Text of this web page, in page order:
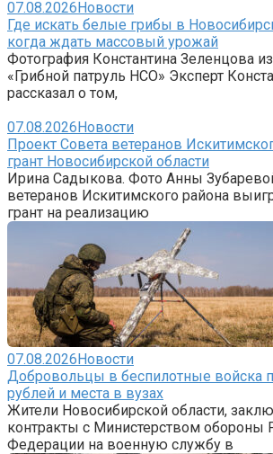
07.08.2026Новости
Где искать белые грибы в
когда ждать массовый урожай
Фотография Константина Зеленцова
«Грибной патруль НСО» Эксперт
рассказал о том,
07.08.2026Новости
Проект Совета ветеранов
грант Новосибирской области
Ирина Садыкова. Фото Анны
ветеранов Искитимского района
грант на реализацию
07.08.2026Новости
Добровольцы в беспилотные войска
рублей и места в вузах
Жители Новосибирской области,
контракты с Министерством обороны
Федерации на военную службу в